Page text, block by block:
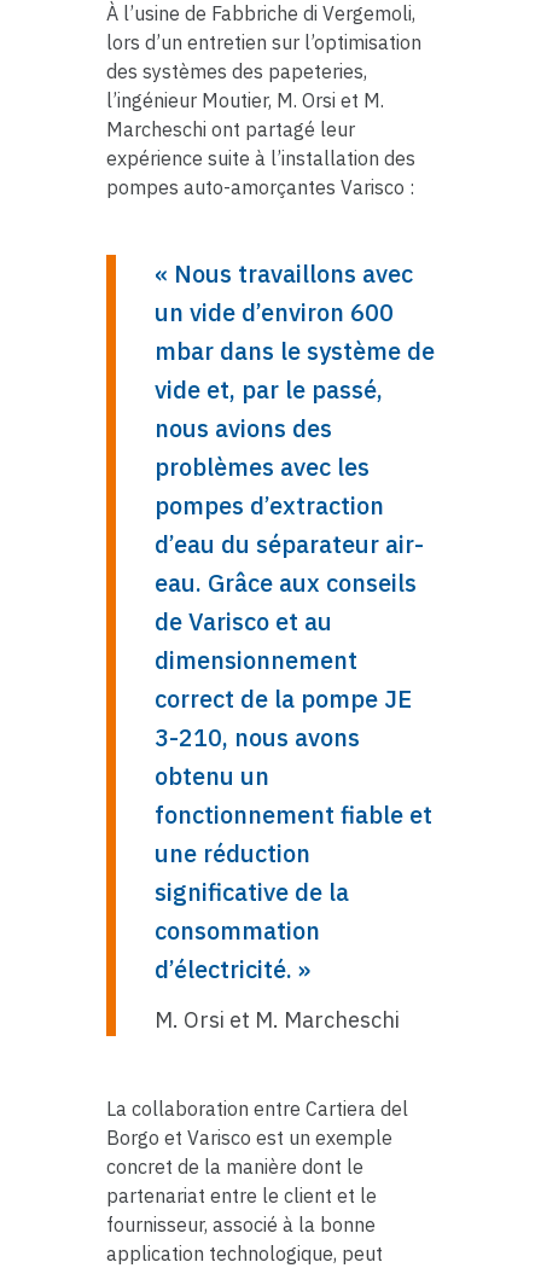
À l’usine de Fabbriche di Vergemoli,
lors d’un entretien sur l’optimisation
des systèmes des papeteries,
l’ingénieur Moutier, M. Orsi et M.
Marcheschi ont partagé leur
expérience suite à l’installation des
pompes auto-amorçantes Varisco :
« Nous travaillons avec
un vide d’environ 600
mbar dans le système de
vide et, par le passé,
nous avions des
problèmes avec les
pompes d’extraction
d’eau du séparateur air-
eau. Grâce aux conseils
de Varisco et au
dimensionnement
correct de la pompe JE
3-210, nous avons
obtenu un
fonctionnement fiable et
une réduction
significative de la
consommation
d’électricité. »
M. Orsi et M. Marcheschi
La collaboration entre Cartiera del
Borgo et Varisco est un exemple
concret de la manière dont le
partenariat entre le client et le
fournisseur, associé à la bonne
application technologique, peut